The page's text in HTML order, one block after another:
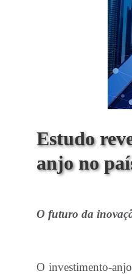
Estudo
anjo no
O futuro da
O investimento-